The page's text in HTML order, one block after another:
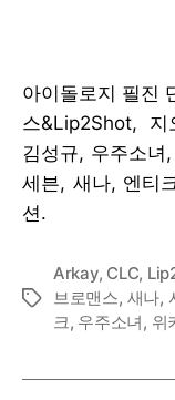
아이돌로지 필진
스&Lip2Shot, 지
김성규, 우주소녀
세븐, 새나, 엔티
션.
Tags
Arkay, CLC,
브로맨스, 새나,
크, 우주소녀, 위